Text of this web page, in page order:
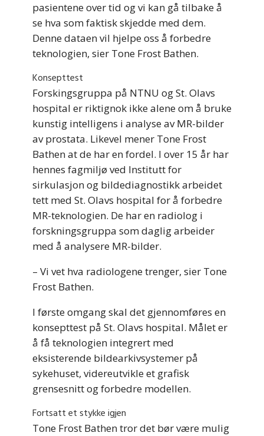
pasientene over tid og vi kan gå tilbake å
se hva som faktisk skjedde med dem.
Denne dataen vil hjelpe oss å forbedre
teknologien, sier Tone Frost Bathen.
Konsepttest
Forskingsgruppa på NTNU og St. Olavs
hospital er riktignok ikke alene om å bruke
kunstig intelligens i analyse av MR-bilder
av prostata. Likevel mener Tone Frost
Bathen at de har en fordel. I over 15 år har
hennes fagmiljø ved Institutt for
sirkulasjon og bildediagnostikk arbeidet
tett med St. Olavs hospital for å forbedre
MR-teknologien. De har en radiolog i
forskningsgruppa som daglig arbeider
med å analysere MR-bilder.
– Vi vet hva radiologene trenger, sier Tone
Frost Bathen.
I første omgang skal det gjennomføres en
konsepttest på St. Olavs hospital. Målet er
å få teknologien integrert med
eksisterende bildearkivsystemer på
sykehuset, videreutvikle et grafisk
grensesnitt og forbedre modellen.
Fortsatt et stykke igjen
Tone Frost Bathen tror det bør være mulig